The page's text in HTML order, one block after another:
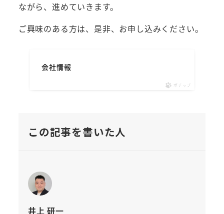
ながら、進めていきます。
ご興味のある方は、是非、お申し込みください。
会社情報
ポチップ
この記事を書いた人
井上 研一